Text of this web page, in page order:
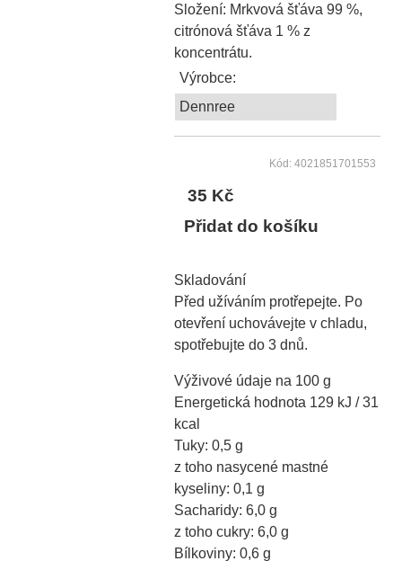
Složení: Mrkvová šťáva 99 %,
citrónová šťáva 1 % z
koncentrátu.
Výrobce:
Dennree
Kód: 4021851701553
35 Kč
Přidat do košíku
Skladování
Před užíváním protřepejte. Po
otevření uchovávejte v chladu,
spotřebujte do 3 dnů.
Výživové údaje na 100 g
Energetická hodnota 129 kJ / 31
kcal
Tuky: 0,5 g
z toho nasycené mastné
kyseliny: 0,1 g
Sacharidy: 6,0 g
z toho cukry: 6,0 g
Bílkoviny: 0,6 g